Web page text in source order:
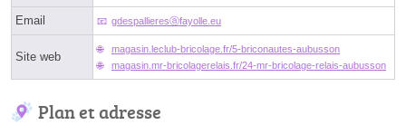
Email gdespallieresⓐfayolle.eu
Site web
magasin.leclub-bricolage.fr/5-briconautes-aubusson
magasin.mr-bricolagerelais.fr/24-mr-bricolage-relais-aubusson
Plan et adresse